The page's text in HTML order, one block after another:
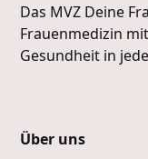
Das MVZ Deine
Frauenmedizin
Gesundheit in
Über uns